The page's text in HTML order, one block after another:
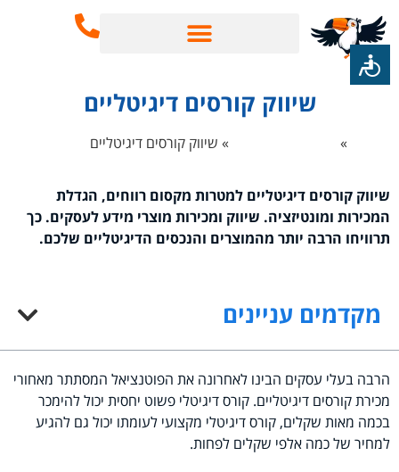
שיווק קורסים דיגיטליים
»שירותי מוצרי מידע »שיווק קורסים דיגיטליים
שיווק קורסים דיגיטליים למטרות מקסום רווחים, הגדלת
המכירות ומונטיזציה. שיווק ומכירות מוצרי מידע לעסקים. כך
תרוויחו הרבה יותר מהמוצרים והנכסים הדיגיטליים שלכם.
מקדמים עניינים
הרבה בעלי עסקים הבינו לאחרונה את הפוטנציאל המסתתר מאחורי
מכירת קורסים דיגיטליים. קורס דיגיטלי פשוט יחסית יכול להימכר
בכמה מאות שקלים, קורס דיגיטלי מקצועי לעומתו יכול גם להגיע
למחיר של כמה אלפי שקלים לפחות.